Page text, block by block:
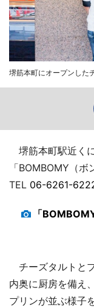
堺筋本町にオープンした
堺筋本町駅近く
「BOMBOMY（
TEL 06-6261-
「
チーズタルトと
内奥に厨房を備え
プリンが並ぶ様子